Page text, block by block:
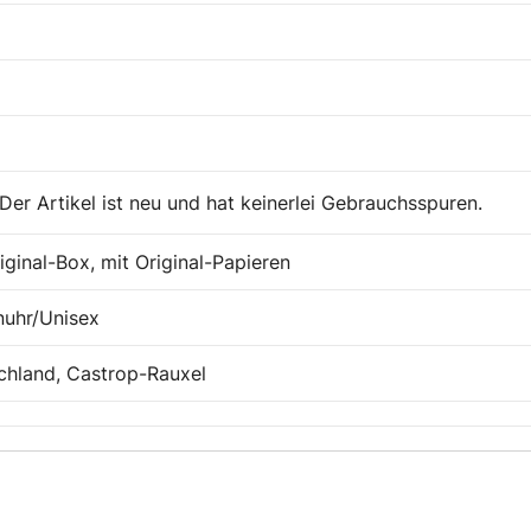
Der Artikel ist neu und hat keinerlei Gebrauchsspuren.
Box, mit Original-Papieren
Unisex
Castrop-Rauxel